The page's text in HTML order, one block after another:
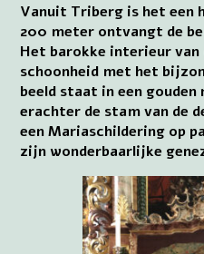
Vanuit Triberg is het een
200 meter ontvangt de
Het barokke interieur van
schoonheid met het
beeld staat in een
erachter de stam van de
een Mariaschildering op
zijn wonderbaarlijke